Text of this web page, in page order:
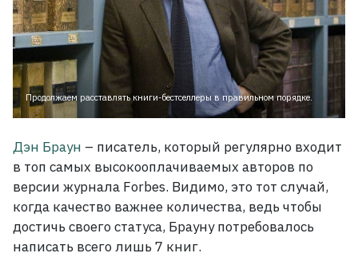
Продолжаем расставлять книги-бестселлеры в правильном порядке.
Дэн Браун – писатель, который регулярно входит
в топ самых высокооплачиваемых авторов по
версии журнала Forbes. Видимо, это тот случай,
когда качество важнее количества, ведь чтобы
достичь своего статуса, Брауну потребовалось
написать всего лишь 7 книг.